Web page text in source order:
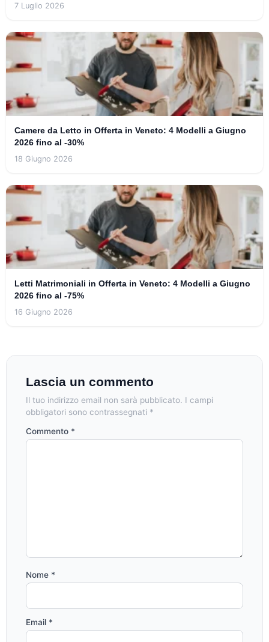
7 Luglio 2026
Camere da Letto in Offerta in Veneto: 4 Modelli a Giugno
2026 fino al -30%
18 Giugno 2026
Letti Matrimoniali in Offerta in Veneto: 4 Modelli a Giugno
2026 fino al -75%
16 Giugno 2026
Lascia un commento
Il tuo indirizzo email non sarà pubblicato. I campi
obbligatori sono contrassegnati *
Commento *
Nome *
Email *